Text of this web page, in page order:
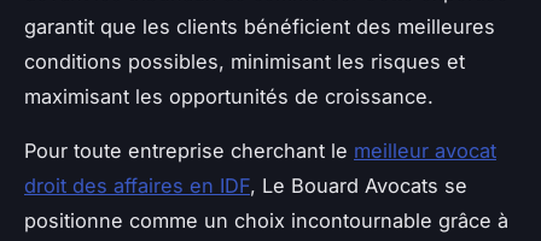
garantit que les clients bénéficient des meilleures
conditions possibles, minimisant les risques et
maximisant les opportunités de croissance.
Pour toute entreprise cherchant le meilleur avocat
droit des affaires en IDF, Le Bouard Avocats se
positionne comme un choix incontournable grâce à